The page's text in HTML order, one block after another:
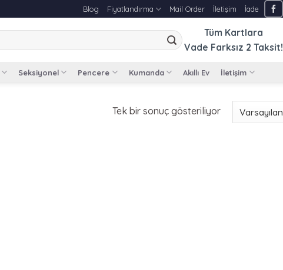
Blog Fiyatlandırma Mail Order İletişim İade
Tüm Kartlara
Vade Farksız 2 Taksit!
Seksiyonel Pencere Kumanda Akıllı Ev İletişim
Tek bir sonuç gösteriliyor